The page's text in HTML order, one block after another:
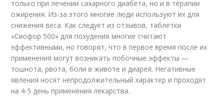
только при лечении сахарного диабета, но и в терапии
ожирения. Из-за этого многие люди используют их для
снижения веса. Как следует из отзывов, таблетки
«Сиофор 500» для похудения многие считают
эффективными, но говорят, что в первое время после их
применения могут возникать побочные эффекты —
тошнота, рвота, боли в животе и диарея. Негативные
явления носят непродолжительный характер и проходят
на 4-5 день применения лекарства.